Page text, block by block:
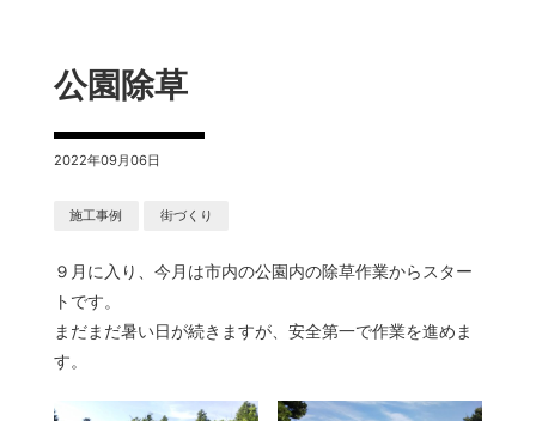
公園除草
2022年09月06日
施工事例 街づくり
９月に入り、今月は市内の公園内の除草作業からスター
トです。
まだまだ暑い日が続きますが、安全第一で作業を進めま
す。